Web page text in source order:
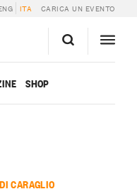
ITA CARICA UN EVENTO
SHOP
CARAGLIO